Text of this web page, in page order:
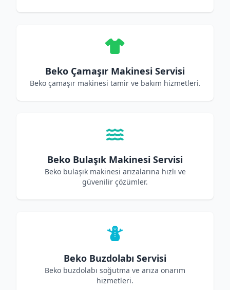
Beko Çamaşır Makinesi Servisi
Beko çamaşır makinesi tamir ve bakım hizmetleri.
Beko Bulaşık Makinesi Servisi
Beko bulaşık makinesi arızalarına hızlı ve
güvenilir çözümler.
Beko Buzdolabı Servisi
Beko buzdolabı soğutma ve arıza onarım
hizmetleri.